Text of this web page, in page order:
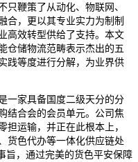
只鞭策了从动化、物联网、
合，更以其专业实力为制制
高效转型供给了支持。本文
仓储物流范畴表示杰出的五
践等度进行分解，为业界供
家具备国度二级天分的分
结合会的会员单元。公司焦
担运输，并正在此根本上，
货色代办等一体化供应链处
旨，通过完美的货色平安保障